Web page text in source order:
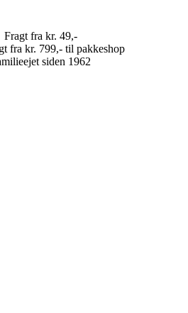
Fragt fra kr. 49,-
fra kr. 799,- til pakkeshop
siden 1962